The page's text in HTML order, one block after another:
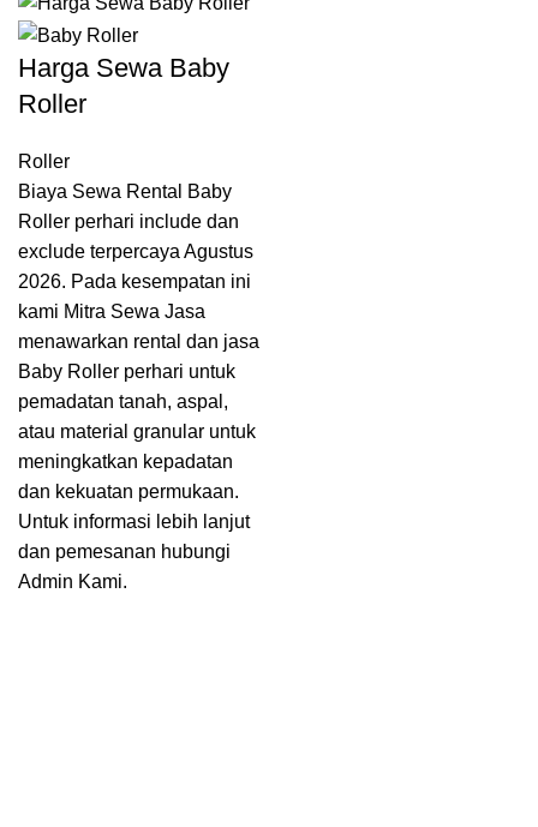
Harga Sewa Baby
Roller
Roller
Biaya Sewa Rental Baby
Roller perhari include dan
exclude terpercaya Agustus
2026. Pada kesempatan ini
kami Mitra Sewa Jasa
menawarkan rental dan jasa
Baby Roller perhari untuk
pemadatan tanah, aspal,
atau material granular untuk
meningkatkan kepadatan
dan kekuatan permukaan.
Untuk informasi lebih lanjut
dan pemesanan hubungi
Admin Kami.